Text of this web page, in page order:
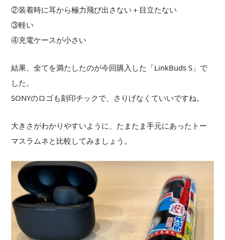
②装着時に耳から極力飛び出さない＋目立たない
③軽い
④充電ケースが小さい
結果、全てを満たしたのが今回購入した「LinkBuds S」で
した。
SONYのロゴも刻印チックで、さりげなくていいですね。
大きさがわかりやすいように、たまたま手元にあったトー
マスラムネと比較してみましょう。